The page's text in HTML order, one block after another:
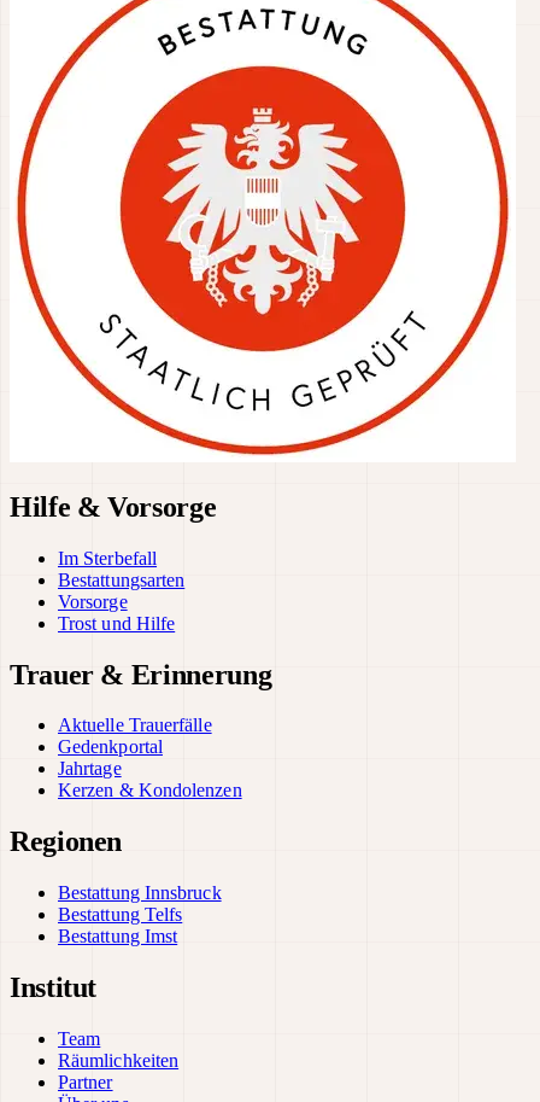
Hilfe & Vorsorge
Im Sterbefall
Bestattungsarten
Vorsorge
Trost und Hilfe
Trauer & Erinnerung
Aktuelle Trauerfälle
Gedenkportal
Jahrtage
Kerzen & Kondolenzen
Regionen
Bestattung Innsbruck
Bestattung Telfs
Bestattung Imst
Institut
Team
Räumlichkeiten
Partner